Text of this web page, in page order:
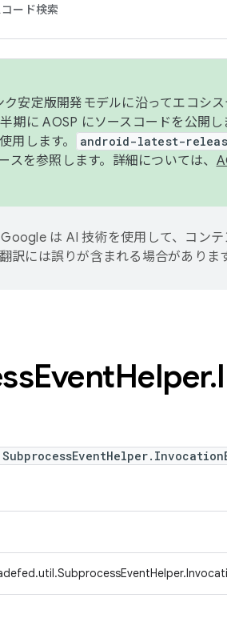
ード検索
安定版開発モデルに沿ってエコシ
期に AOSP にソースコードを公開し
用します。 android-latest-
スを参照します。詳細については、
Google は AI 技術を使用して、コン
訳には誤りが含まれる場合があります
EventHelper.